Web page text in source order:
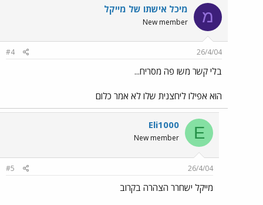
מ מיכל אישתו של מייקל
New member
26/4/04
#4
בלי קשר משו פה מסריח...
הוא אפילו ליחצנית שלו לא אמר כלום
E
Eli1000
New member
26/4/04
#5
מייקל ישחרר הצהרה בקרוב